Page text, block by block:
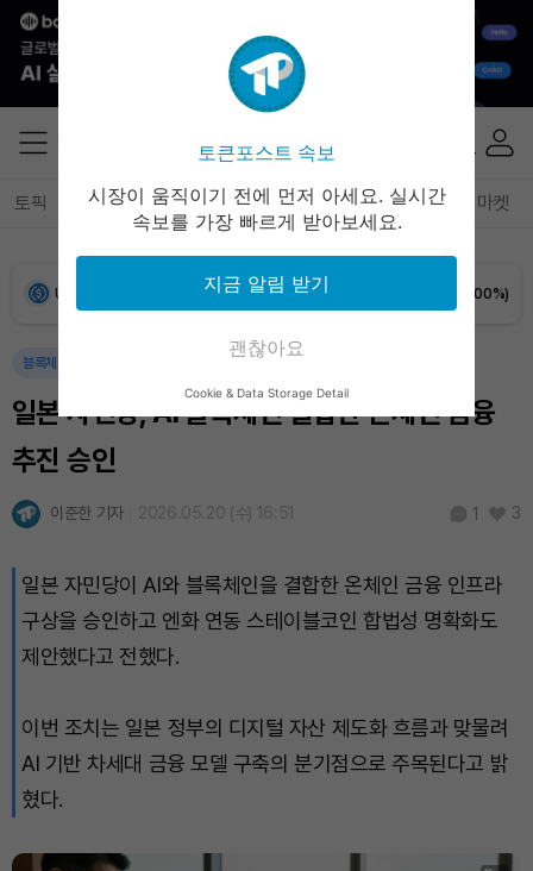
토픽 전체기사 암호화폐 블록체인 테크 경제 마켓
Bitcoin (BTC)
₩848,743
USDC (USDC) (0.00%)
XRP (XRP)
Solana (SOL) ₩107,494(+2.22%)
TRON (TRX)
Dogecoin (DOGE) ₩98.78(-0.21%)
Bitcoin (BTC)
블록체인
일본 자민당, AI·블록체인 결합한 온체인 금융
추진 승인
이준한 기자 2026.05.20 (수) 16:51 1 3
일본 자민당이 AI와 블록체인을 결합한 온체인 금융 인프라
구상을 승인하고 엔화 연동 스테이블코인 합법성 명확화도
제안했다고 전했다.
이번 조치는 일본 정부의 디지털 자산 제도화 흐름과 맞물려
AI 기반 차세대 금융 모델 구축의 분기점으로 주목된다고 밝
혔다.
토큰포스트 속보
시장이 움직이기 전에 먼저 아세요. 실시간
속보를 가장 빠르게 받아보세요.
지금 알림 받기
괜찮아요
Cookie & Data Storage Detail